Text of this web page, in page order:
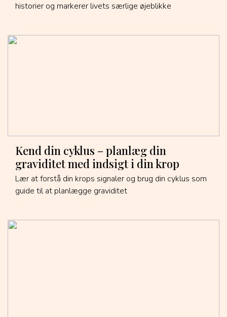
historier og markerer livets særlige øjeblikke
Kend din cyklus – planlæg din
graviditet med indsigt i din krop
Lær at forstå din krops signaler og brug din cyklus som
guide til at planlægge graviditet